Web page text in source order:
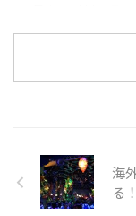
が田舎を救う」の様子
...
る。たくさんある島の
んでいるのは母島、父
ガイドをつける必要が
の旅は、小笠原の歴史
触れている。また、自
め、靴についた砂や種
海
る